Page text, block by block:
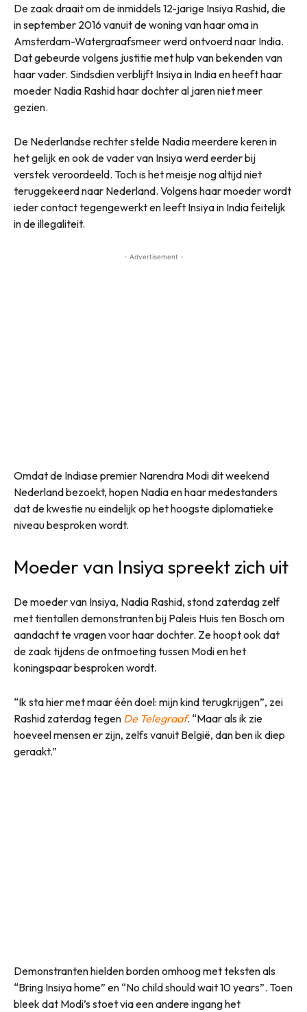
De zaak draait om de inmiddels 12-jarige Insiya Rashid, die
in september 2016 vanuit de woning van haar oma in
Amsterdam-Watergraafsmeer werd ontvoerd naar India.
Dat gebeurde volgens justitie met hulp van bekenden van
haar vader. Sindsdien verblijft Insiya in India en heeft haar
moeder Nadia Rashid haar dochter al jaren niet meer
gezien.
De Nederlandse rechter stelde Nadia meerdere keren in
het gelijk en ook de vader van Insiya werd eerder bij
verstek veroordeeld. Toch is het meisje nog altijd niet
teruggekeerd naar Nederland. Volgens haar moeder wordt
ieder contact tegengewerkt en leeft Insiya in India feitelijk
in de illegaliteit.
- Advertisement -
Omdat de Indiase premier Narendra Modi dit weekend
Nederland bezoekt, hopen Nadia en haar medestanders
dat de kwestie nu eindelijk op het hoogste diplomatieke
niveau besproken wordt.
Moeder van Insiya spreekt zich uit
De moeder van Insiya, Nadia Rashid, stond zaterdag zelf
met tientallen demonstranten bij Paleis Huis ten Bosch om
aandacht te vragen voor haar dochter. Ze hoopt ook dat
de zaak tijdens de ontmoeting tussen Modi en het
koningspaar besproken wordt.
“Ik sta hier met maar één doel: mijn kind terugkrijgen”, zei
Rashid zaterdag tegen De Telegraaf. “Maar als ik zie
hoeveel mensen er zijn, zelfs vanuit België, dan ben ik diep
geraakt.”
Demonstranten hielden borden omhoog met teksten als
“Bring Insiya home” en “No child should wait 10 years”. Toen
bleek dat Modi’s stoet via een andere ingang het